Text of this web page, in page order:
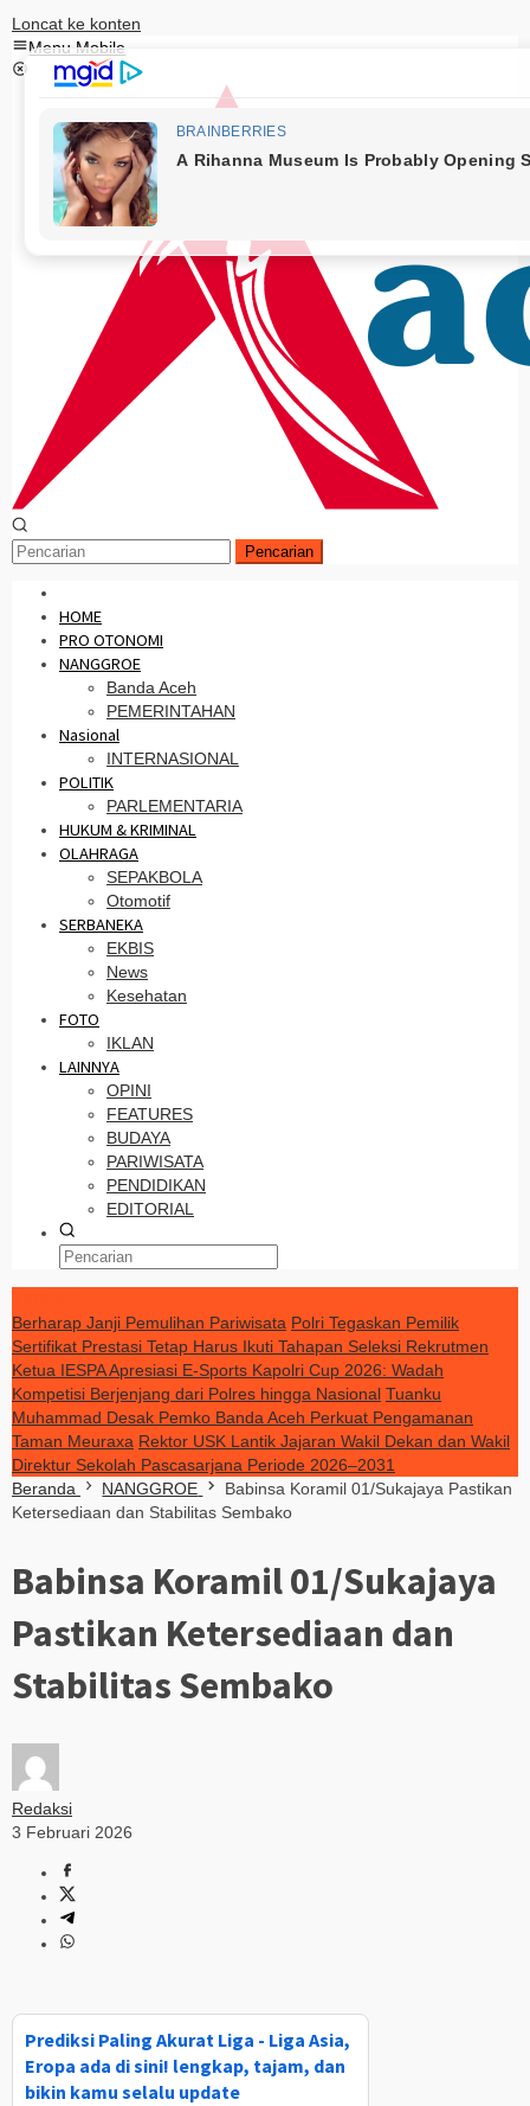
Loncat ke konten
Menu Mobile
Pencarian
HOME
PRO OTONOMI
NANGGROE
Banda Aceh
PEMERINTAHAN
Nasional
INTERNASIONAL
POLITIK
PARLEMENTARIA
HUKUM & KRIMINAL
OLAHRAGA
SEPAKBOLA
Otomotif
SERBANEKA
EKBIS
News
Kesehatan
FOTO
IKLAN
LAINNYA
OPINI
FEATURES
BUDAYA
PARIWISATA
PENDIDIKAN
EDITORIAL
Berharap Janji Pemulihan Pariwisata Polri Tegaskan Pemilik
Sertifikat Prestasi Tetap Harus Ikuti Tahapan Seleksi Rekrutmen
Ketua IESPA Apresiasi E-Sports Kapolri Cup 2026: Wadah
Kompetisi Berjenjang dari Polres hingga Nasional Tuanku
Muhammad Desak Pemko Banda Aceh Perkuat Pengamanan
Taman Meuraxa Rektor USK Lantik Jajaran Wakil Dekan dan Wakil
Direktur Sekolah Pascasarjana Periode 2026–2031
Beranda
NANGGROE
Babinsa Koramil 01/Sukajaya Pastikan
Ketersediaan dan Stabilitas Sembako
Babinsa Koramil 01/Sukajaya
Pastikan Ketersediaan dan
Stabilitas Sembako
Redaksi
3 Februari 2026
Prediksi Paling Akurat Liga - Liga Asia,
Eropa ada di sini! lengkap, tajam, dan
bikin kamu selalu update